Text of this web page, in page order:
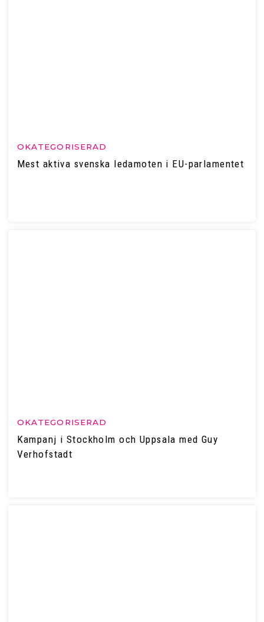
OKATEGORISERAD
Mest aktiva svenska ledamoten i EU-parlamentet
OKATEGORISERAD
Kampanj i Stockholm och Uppsala med Guy
Verhofstadt